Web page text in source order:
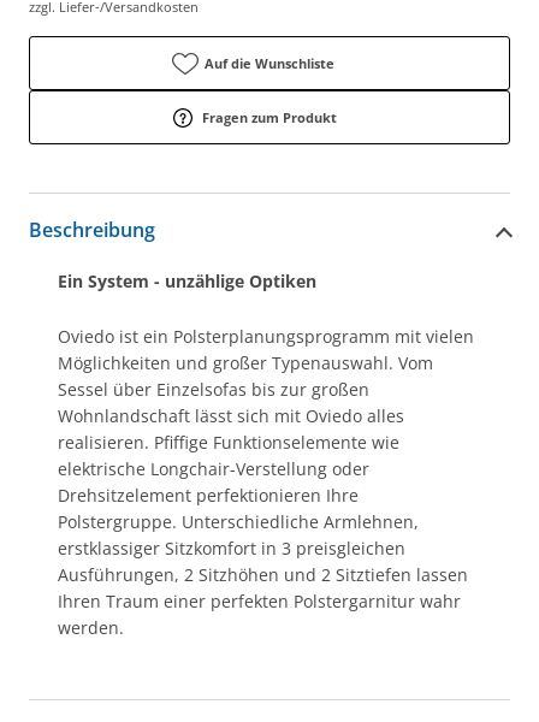
zzgl. Liefer-/Versandkosten
Auf die Wunschliste
Fragen zum Produkt
Beschreibung
Ein System - unzählige Optiken
Oviedo ist ein Polsterplanungsprogramm mit vielen
Möglichkeiten und großer Typenauswahl. Vom
Sessel über Einzelsofas bis zur großen
Wohnlandschaft lässt sich mit Oviedo alles
realisieren. Pfiffige Funktionselemente wie
elektrische Longchair-Verstellung oder
Drehsitzelement perfektionieren Ihre
Polstergruppe. Unterschiedliche Armlehnen,
erstklassiger Sitzkomfort in 3 preisgleichen
Ausführungen, 2 Sitzhöhen und 2 Sitztiefen lassen
Ihren Traum einer perfekten Polstergarnitur wahr
werden.